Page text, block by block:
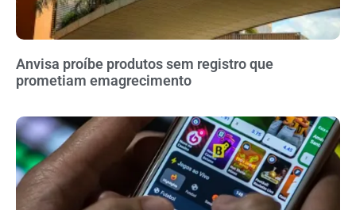
Anvisa proíbe produtos sem registro que
prometiam emagrecimento